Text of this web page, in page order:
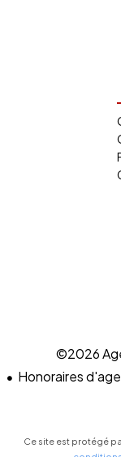
©2026
Honoraires
Ce site est protégé